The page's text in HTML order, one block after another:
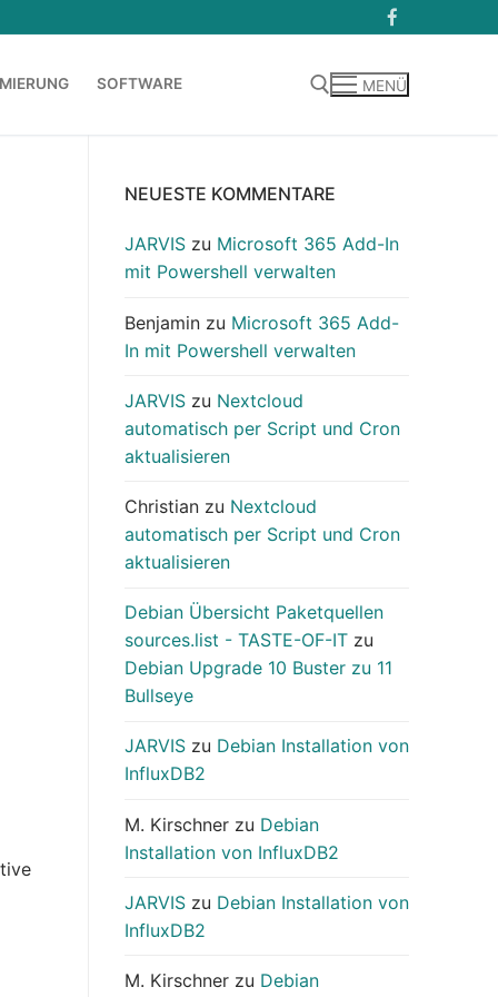
SOFTWARE MENÜ
NEUESTE KOMMENTARE
JARVIS zu Microsoft 365 Add-In
mit Powershell verwalten
Benjamin zu Microsoft 365 Add-
In mit Powershell verwalten
JARVIS zu Nextcloud
automatisch per Script und Cron
aktualisieren
Christian zu Nextcloud
automatisch per Script und Cron
aktualisieren
Debian Übersicht Paketquellen
sources.list - TASTE-OF-IT zu
Debian Upgrade 10 Buster zu 11
Bullseye
JARVIS zu Debian Installation von
InfluxDB2
M. Kirschner zu Debian
Installation von InfluxDB2
JARVIS zu Debian Installation von
InfluxDB2
M. Kirschner zu Debian